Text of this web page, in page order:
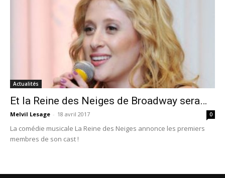
Actualités
Et la Reine des Neiges de Broadway sera…
Melvil Lesage - 18 avril 2017 0
La comédie musicale La Reine des Neiges annonce les premiers
membres de son cast !